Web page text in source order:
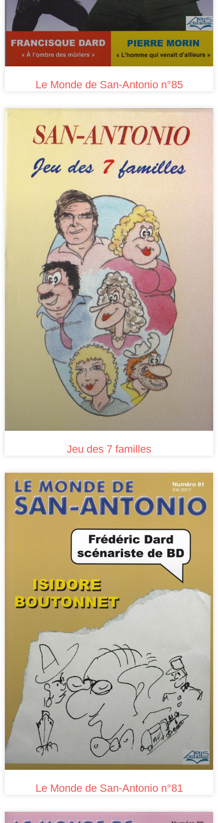
Le Monde de San-Antonio n°85
Jeu des 7 familles
Le Monde de San-Antonio n°81